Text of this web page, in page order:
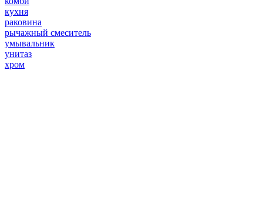
кухня
раковина
рычажный смеситель
умывальник
унитаз
хром